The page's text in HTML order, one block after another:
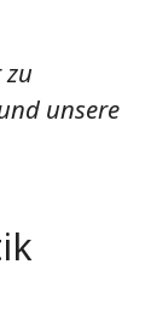
zu
unsere